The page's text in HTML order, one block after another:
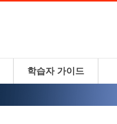
학습자 가이드